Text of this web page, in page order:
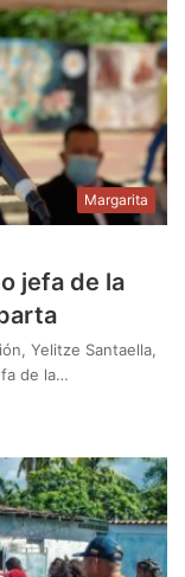
Margarita
jefa de la
Yelitze Santaella,
de la…